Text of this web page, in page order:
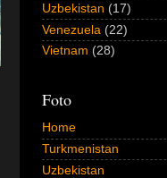
Uzbekistan (17)
Venezuela (22)
Vietnam (28)
Foto
Home
Turkmenistan
Uzbekistan